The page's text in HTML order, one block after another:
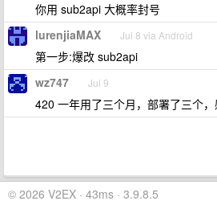
你用 sub2api 大概率封号
lurenjiaMAX Jul 8 via Android
第一步:爆改 sub2api
wz747 Jul 9
420 一年用了三个月，部署了三个，
© 2026 V2EX · 43ms · 3.9.8.5